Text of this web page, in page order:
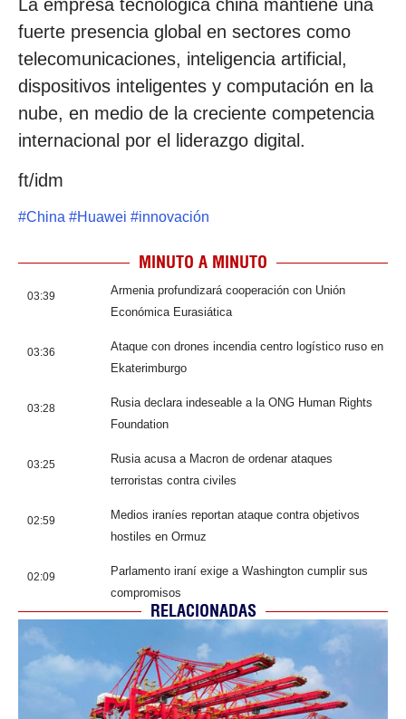
La empresa tecnológica china mantiene una
fuerte presencia global en sectores como
telecomunicaciones, inteligencia artificial,
dispositivos inteligentes y computación en la
nube, en medio de la creciente competencia
internacional por el liderazgo digital.
ft/idm
#China #Huawei #innovación
MINUTO A MINUTO
03:39
Armenia profundizará cooperación con Unión
Económica Eurasiática
03:36
Ataque con drones incendia centro logístico ruso en
Ekaterimburgo
03:28
Rusia declara indeseable a la ONG Human Rights
Foundation
03:25
Rusia acusa a Macron de ordenar ataques
terroristas contra civiles
02:59
Medios iraníes reportan ataque contra objetivos
hostiles en Ormuz
02:09
Parlamento iraní exige a Washington cumplir sus
compromisos
RELACIONADAS